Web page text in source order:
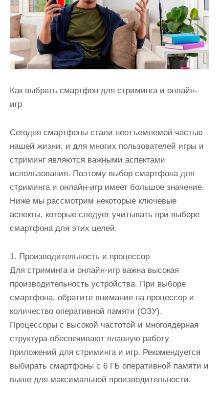
Как выбрать смартфон для стриминга и онлайн-
игр
Сегодня смартфоны стали неотъемлемой частью
нашей жизни, и для многих пользователей игры и
стриминг являются важными аспектами
использования. Поэтому выбор смартфона для
стриминга и онлайн-игр имеет большое значение.
Ниже мы рассмотрим некоторые ключевые
аспекты, которые следует учитывать при выборе
смартфона для этих целей.
1. Производительность и процессор
Для стриминга и онлайн-игр важна высокая
производительность устройства. При выборе
смартфона, обратите внимание на процессор и
количество оперативной памяти (ОЗУ).
Процессоры с высокой частотой и многоядерная
структура обеспечивают плавную работу
приложений для стриминга и игр. Рекомендуется
выбирать смартфоны с 6 ГБ оперативной памяти и
выше для максимальной производительности.